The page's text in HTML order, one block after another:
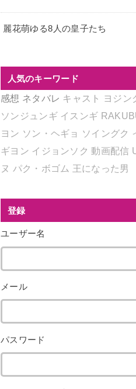
麗花萌ゆる8人の皇子たち
人気のキーワード
感想 ネタバレ キャスト ヨジン
ソンジュンギ イスンギ
ヨン ソン・ヘギョ ソイングク
ギヨン イジョンソク 動画配信
ヌ パク・ボゴム 王になった男
登録
ユーザー名
メール
パスワード